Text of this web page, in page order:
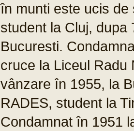
în munti este ucis
student la Cluj,
Bucuresti.
cruce la Liceul Radu
vânzare în 1955, la
RADES, student la
Condamnat în 1951